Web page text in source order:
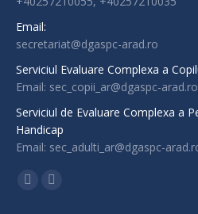
Email:
secretariat@dgaspc-arad.ro
Serviciul Evaluare Complexa a
Email: sec_copii_ar@dgaspc-arad.ro
Serviciul de Evaluare Complexa a
Handicap
Email: sec_adulti_ar@dgaspc-
Find us on: